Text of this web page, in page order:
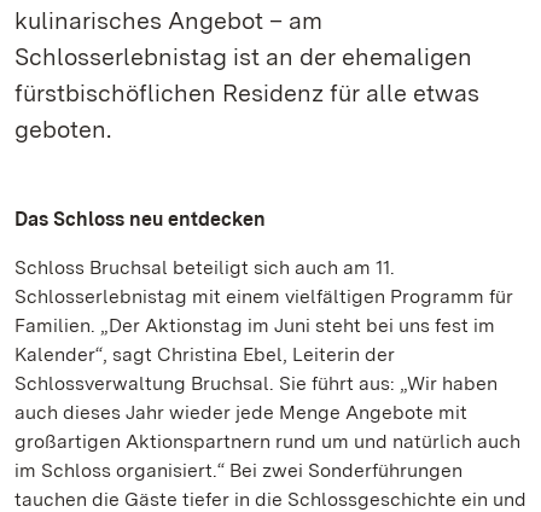
kulinarisches Angebot – am
Schlosserlebnistag ist an der ehemaligen
fürstbischöflichen Residenz für alle etwas
geboten.
Das Schloss neu entdecken
Schloss Bruchsal beteiligt sich auch am 11.
Schlosserlebnistag mit einem vielfältigen Programm für
Familien. „Der Aktionstag im Juni steht bei uns fest im
Kalender“, sagt Christina Ebel, Leiterin der
Schlossverwaltung Bruchsal. Sie führt aus: „Wir haben
auch dieses Jahr wieder jede Menge Angebote mit
großartigen Aktionspartnern rund um und natürlich auch
im Schloss organisiert.“ Bei zwei Sonderführungen
tauchen die Gäste tiefer in die Schlossgeschichte ein und